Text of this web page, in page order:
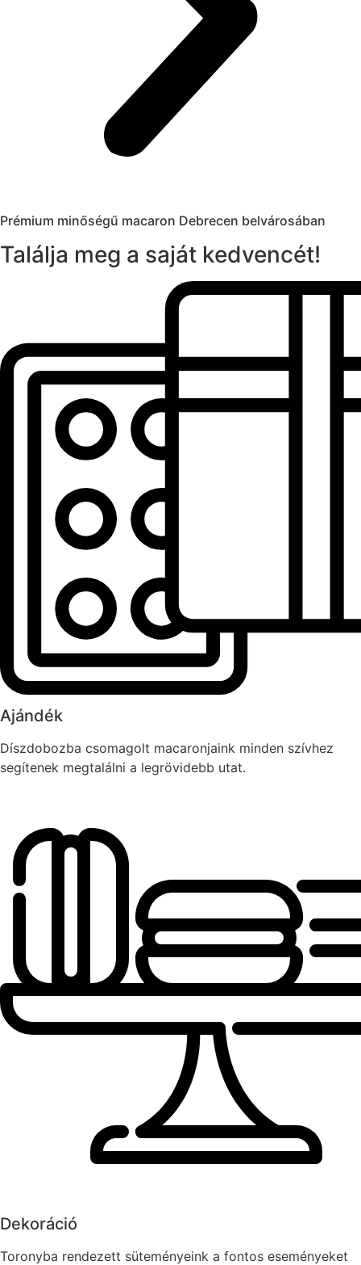
Prémium minőségű macaron Debrecen belvárosában
Találja meg a saját kedvencét!
Ajándék
Díszdobozba csomagolt macaronjaink minden szívhez
segítenek megtalálni a legrövidebb utat.
Dekoráció
Toronyba rendezett süteményeink a fontos eseményeket